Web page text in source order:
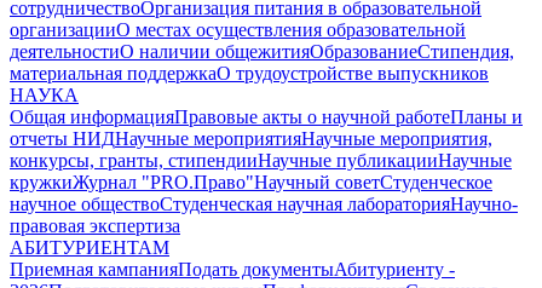
сотрудничествоОрганизация питания в образовательной
организацииО местах осуществления образовательной
деятельностиО наличии общежитияОбразованиеСтипендия,
материальная поддержкаО трудоустройстве выпускников
НАУКА
Общая информацияПравовые акты о научной работеПланы и
отчеты НИДНаучные мероприятияНаучные мероприятия,
конкурсы, гранты, стипендииНаучные публикацииНаучные
кружкиЖурнал "PRO.Право"Научный советСтуденческое
научное обществоСтуденческая научная лабораторияНаучно-
правовая экспертиза
АБИТУРИЕНТАМ
Приемная кампанияПодать документыАбитуриенту -